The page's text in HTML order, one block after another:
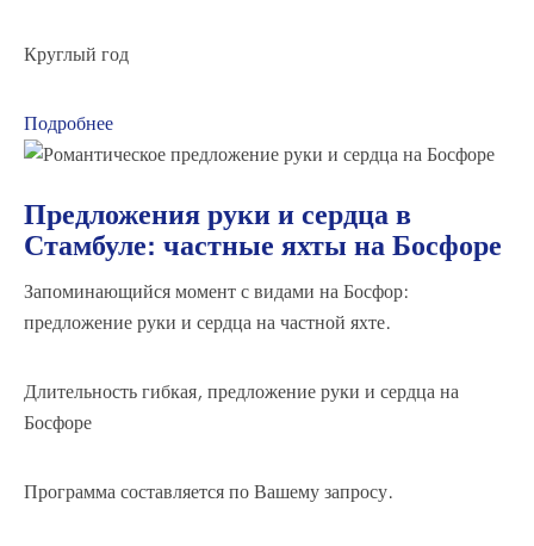
Круглый год
Подробнее
Предложения руки и сердца в
Стамбуле: частные яхты на Босфоре
Запоминающийся момент с видами на Босфор:
предложение руки и сердца на частной яхте.
Длительность гибкая, предложение руки и сердца на
Босфоре
Программа составляется по Вашему запросу.